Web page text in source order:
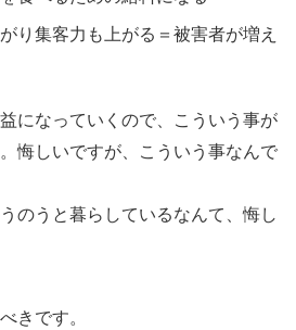
り集客力も上がる＝被害者が増え
になっていくので、こういう事が
悔しいですが、こういう事なんで
のうと暮らしているなんて、悔し
きです。